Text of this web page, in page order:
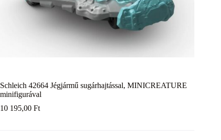
Schleich 42664 Jégjármű sugárhajtással, MINICREATURE
minifigurával
10 195,00 Ft